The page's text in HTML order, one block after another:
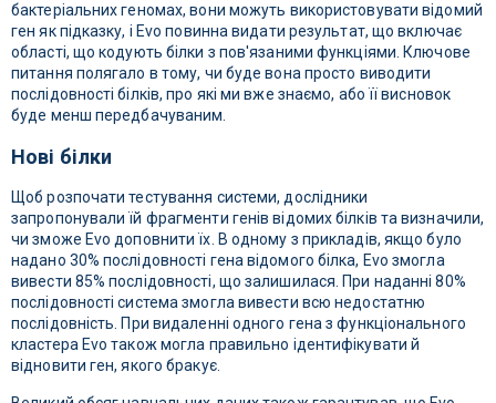
бактеріальних геномах, вони можуть використовувати відомий
ген як підказку, і Evo повинна видати результат, що включає
області, що кодують білки з пов'язаними функціями. Ключове
питання полягало в тому, чи буде вона просто виводити
послідовності білків, про які ми вже знаємо, або її висновок
буде менш передбачуваним.
Нові білки
Щоб розпочати тестування системи, дослідники
запропонували їй фрагменти генів відомих білків та визначили,
чи зможе Evo доповнити їх. В одному з прикладів, якщо було
надано 30% послідовності гена відомого білка, Evo змогла
вивести 85% послідовності, що залишилася. При наданні 80%
послідовності система змогла вивести всю недостатню
послідовність. При видаленні одного гена з функціонального
кластера Evo також могла правильно ідентифікувати й
відновити ген, якого бракує.